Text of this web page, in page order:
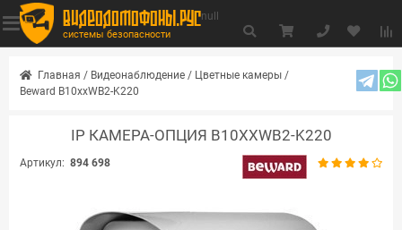
видеодомофоны.рус
системы безопасности
null
Главная / Видеонаблюдение / Цветные камеры /
Beward B10xxWB2-K220
IP КАМЕРА-ОПЦИЯ B10XXWB2-K220
Артикул: 894 698